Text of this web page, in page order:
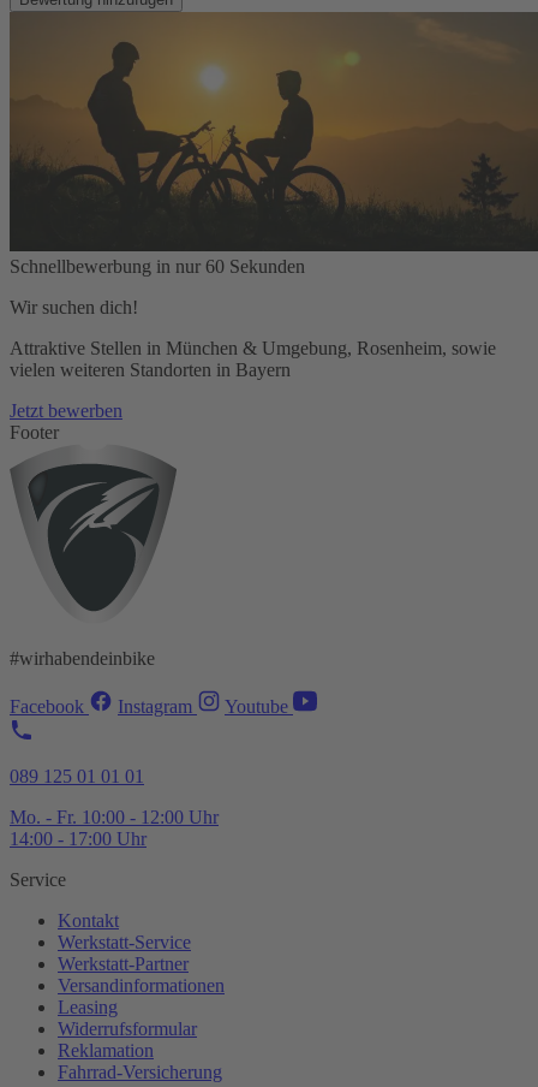
Schnellbewerbung in nur 60 Sekunden
Wir suchen dich!
Attraktive Stellen in München & Umgebung, Rosenheim, sowie
vielen weiteren Standorten in Bayern
Jetzt bewerben
Footer
#wirhabendeinbike
Facebook Instagram Youtube
089 125 01 01 01
Mo. - Fr. 10:00 - 12:00 Uhr
14:00 - 17:00 Uhr
Service
Kontakt
Werkstatt-Service
Werkstatt-Partner
Versandinformationen
Leasing
Widerrufsformular
Reklamation
Fahrrad-Versicherung